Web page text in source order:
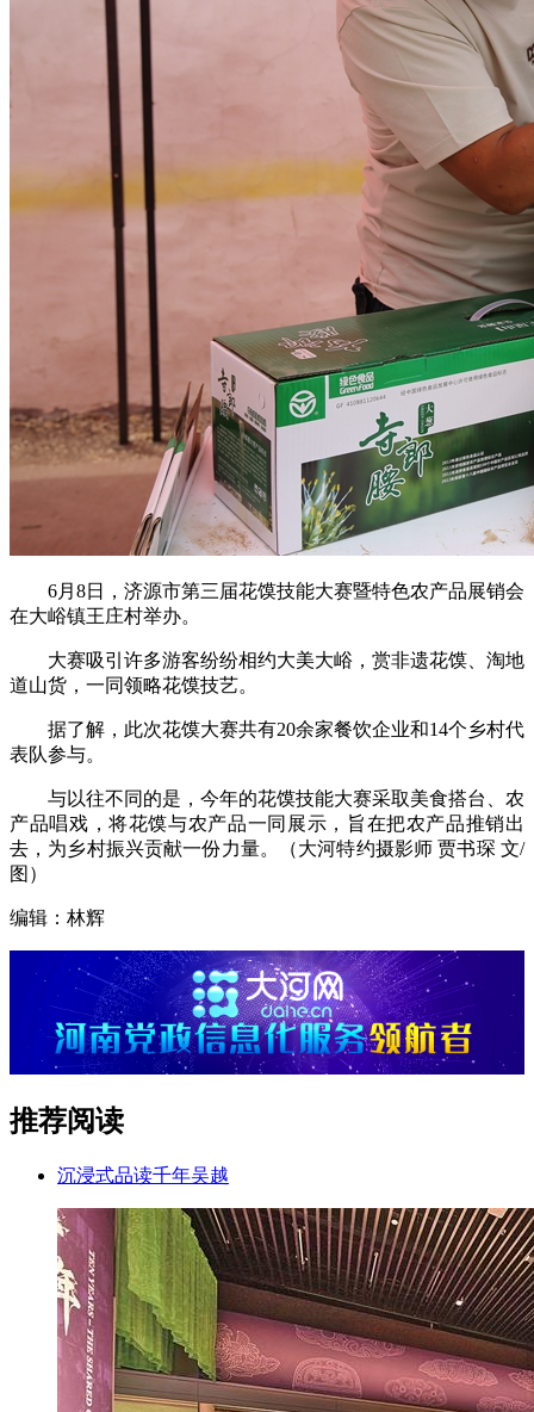
6月8日，济源市第三届花馍技能大赛暨特色农产品展销会
在大峪镇王庄村举办。
大赛吸引许多游客纷纷相约大美大峪，赏非遗花馍、淘地
道山货，一同领略花馍技艺。
据了解，此次花馍大赛共有20余家餐饮企业和14个乡村代
表队参与。
与以往不同的是，今年的花馍技能大赛采取美食搭台、农
产品唱戏，将花馍与农产品一同展示，旨在把农产品推销出
去，为乡村振兴贡献一份力量。（大河特约摄影师 贾书琛 文/
图）
编辑：林辉
推荐阅读
沉浸式品读千年吴越